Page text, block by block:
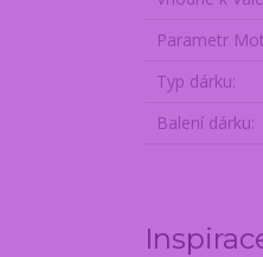
Parametr
Typ dárku
Balení dárku